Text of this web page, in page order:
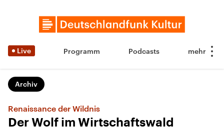
Live Programm Podcasts
Archiv
Renaissance der Wildnis
Der Wolf im Wirtschaftswald